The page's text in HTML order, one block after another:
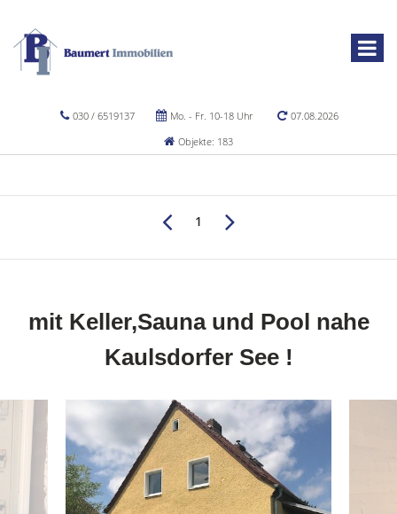
030 / 6519137 Mo. - Fr. 10-18 Uhr
07.08.2026
Objekte: 183
1
mit Keller,Sauna und Pool nahe
Kaulsdorfer See !